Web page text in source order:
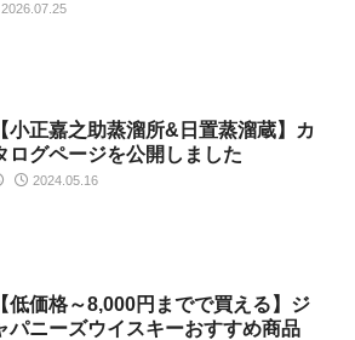
てます。ビールなどと違い、糖質も
2026.07.25
【小正嘉之助蒸溜所&日置蒸溜蔵】カ
ログページを公開しました
2024.05.16
【低価格～8,000円までで買える】ジ
パニーズウイスキーおすすめ商品